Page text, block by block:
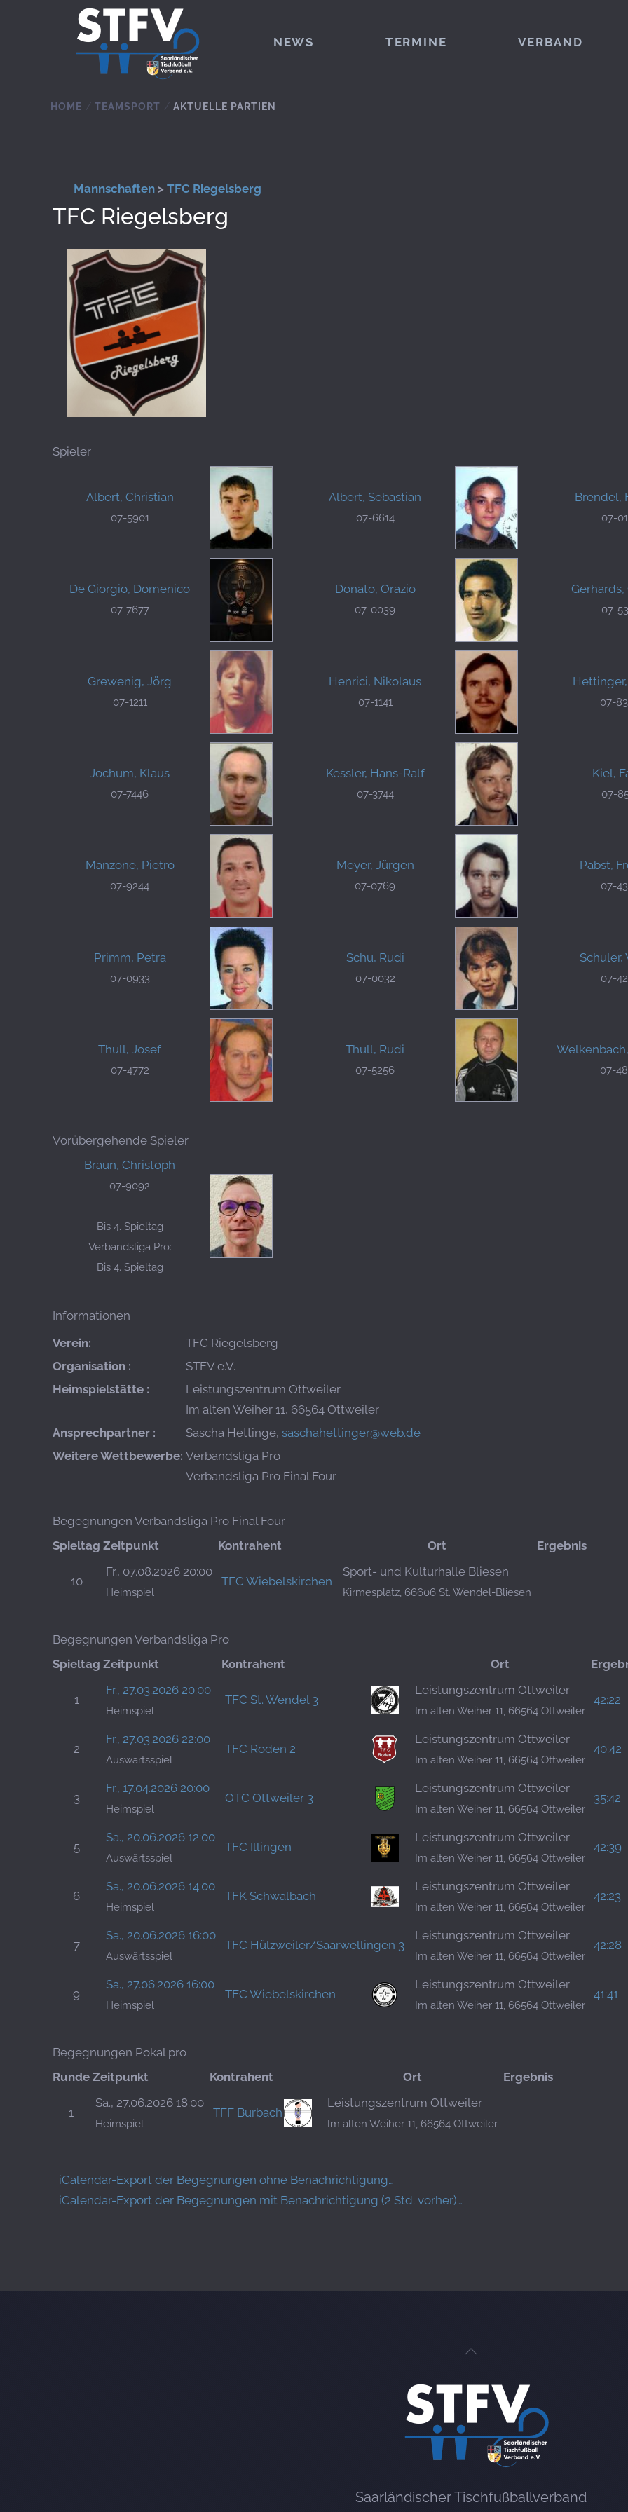
Zum Hauptinhalt springen
NEWS TERMINE VERBAND
HOME TEAMSPORT AKTUELLE PARTIEN
Mannschaften > TFC Riegelsberg
TFC Riegelsberg
Spieler
Albert, Christian
07-5901
Albert, Sebastian
07-6614
Brendel,
07-
De Giorgio, Domenico
07-7677
Donato, Orazio
07-0039
Gerhards,
07-
Grewenig, Jörg
07-1211
Henrici, Nikolaus
07-1141 07-
Jochum, Klaus
07-7446
Kessler, Hans-Ralf
07-3744
Kiel,
07-
Manzone, Pietro
07-9244
Meyer, Jürgen
07-0769
Pabst,
07-
Primm, Petra
07-0933
Schu, Rudi
07-0032
Schuler,
07-
Thull, Josef
07-4772
Thull, Rudi
07-5256 07-
Vorübergehende Spieler
Braun, Christoph
07-9092
Bis 4. Spieltag
Verbandsliga Pro:
Bis 4. Spieltag
Informationen
Verein:
TFC Riegelsberg
Organisation :
STFV e.V.
Heimspielstätte :
Leistungszentrum Ottweiler
Im alten Weiher 11, 66564 Ottweiler
Ansprechpartner :
Sascha Hettinge, saschahettinger@web.de
Weitere Wettbewerbe: Verbandsliga Pro
Verbandsliga Pro Final Four
Begegnungen Verbandsliga Pro Final Four
Spieltag Zeitpunkt Kontrahent Ort Ergebnis
10
Fr., 07.08.2026 20:00
Heimspiel
TFC Wiebelskirchen
Sport- und Kulturhalle Bliesen
Kirmesplatz, 66606 St. Wendel-Bliesen
Begegnungen Verbandsliga Pro
Spieltag Zeitpunkt Kontrahent Ort
1
Fr., 27.03.2026 20:00
Heimspiel
TFC St. Wendel 3
Leistungszentrum Ottweiler
Im alten Weiher 11, 66564 Ottweiler
42:22
2
Fr., 27.03.2026 22:00
Auswärtsspiel
TFC Roden 2
Leistungszentrum Ottweiler
Im alten Weiher 11, 66564 Ottweiler
40:42
3
Fr., 17.04.2026 20:00
Heimspiel
OTC Ottweiler 3
Leistungszentrum Ottweiler
Im alten Weiher 11, 66564 Ottweiler
35:42
5
Sa., 20.06.2026 12:00
Auswärtsspiel
TFC Illingen
Leistungszentrum Ottweiler
Im alten Weiher 11, 66564 Ottweiler
42:39
6
Sa., 20.06.2026 14:00
Heimspiel
TFK Schwalbach
Leistungszentrum Ottweiler
Im alten Weiher 11, 66564 Ottweiler
42:23
7
Sa., 20.06.2026 16:00
Auswärtsspiel
TFC Hülzweiler/Saarwellingen 3
Leistungszentrum Ottweiler
Im alten Weiher 11, 66564 Ottweiler
42:28
9
Sa., 27.06.2026 16:00
Heimspiel
TFC Wiebelskirchen
Leistungszentrum Ottweiler
Im alten Weiher 11, 66564 Ottweiler
41:41
Begegnungen Pokal pro
Runde Zeitpunkt Kontrahent Ort Ergebnis
1
Sa., 27.06.2026 18:00
Heimspiel
TFF Burbach
Leistungszentrum Ottweiler
Im alten Weiher 11, 66564 Ottweiler
iCalendar-Export der Begegnungen ohne Benachrichtigung…
iCalendar-Export der Begegnungen mit Benachrichtigung (2 Std. vorher)…
Saarländischer Tischfußballverband